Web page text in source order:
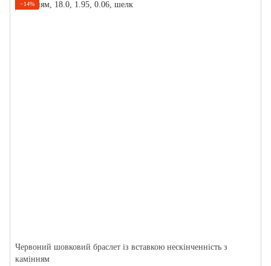
−14%
Червоний шовковий браслет із вставкою нескінченність з
камінням